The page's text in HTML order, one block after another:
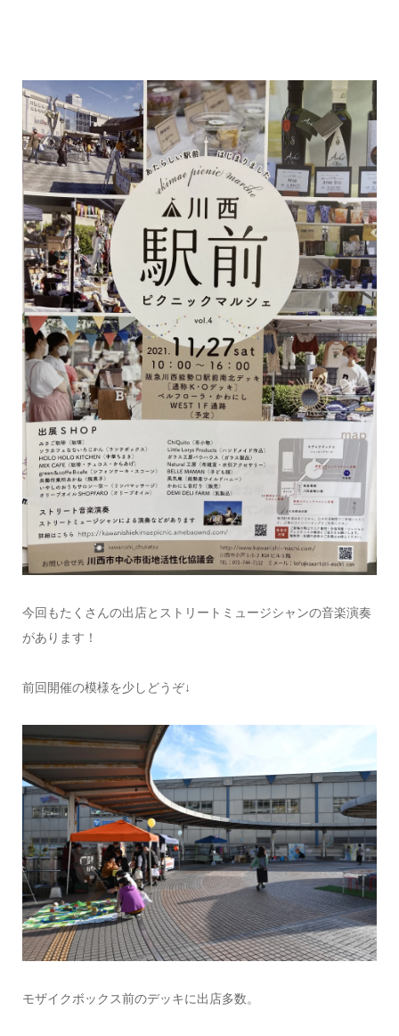
今回もたくさんの出店とストリートミュージシャンの音楽演奏
があります！
前回開催の模様を少しどうぞ↓
モザイクボックス前のデッキに出店多数。